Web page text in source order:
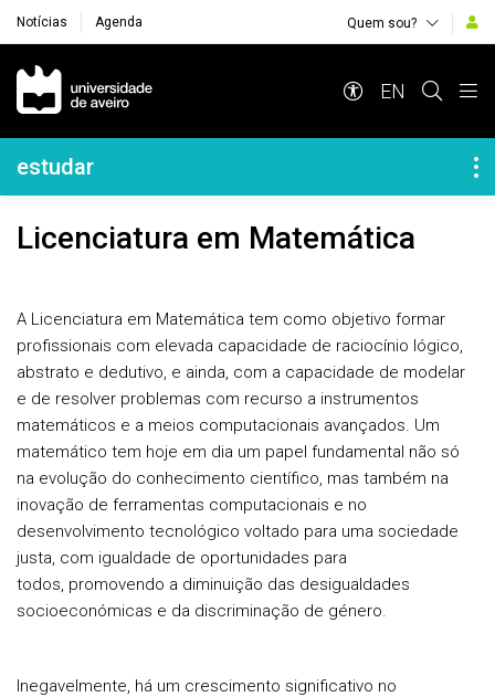
Notícias Agenda Quem sou?
Navegação Principal
EN
Navegação Lateral
estudar
Licenciatura em Matemática
A Licenciatura em Matemática tem como objetivo formar
profissionais com elevada capacidade de raciocínio lógico,
abstrato e dedutivo, e ainda, com a capacidade de modelar
e de resolver problemas com recurso a instrumentos
matemáticos e a meios computacionais avançados. Um
matemático tem hoje em dia um papel fundamental não só
na evolução do conhecimento científico, mas também na
inovação de ferramentas computacionais e no
desenvolvimento tecnológico voltado para uma sociedade
justa, com igualdade de oportunidades para
todos, promovendo a diminuição das desigualdades
socioeconómicas e da discriminação de género.
Inegavelmente, há um crescimento significativo no